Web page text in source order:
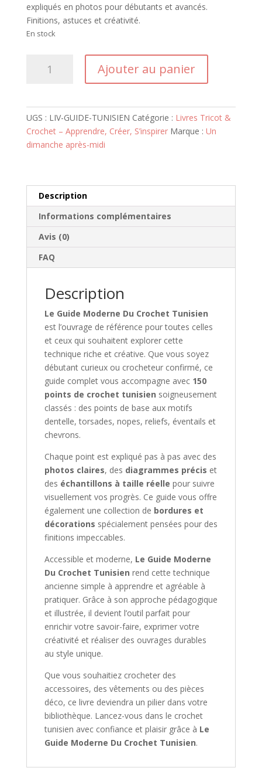
expliqués en photos pour débutants et avancés.
Finitions, astuces et créativité.
En stock
Moderne
Du
Crochet
Ajouter au panier
UGS : LIV-GUIDE-TUNISIEN Catégorie : Livres Tricot &
Crochet – Apprendre, Créer, S’inspirer Marque : Un
dimanche après-midi
Description
Informations complémentaires
Avis (0)
FAQ
Description
Le Guide Moderne Du Crochet Tunisien
est l’ouvrage de référence pour toutes celles
et ceux qui souhaitent explorer cette
technique riche et créative. Que vous soyez
débutant curieux ou crocheteur confirmé, ce
guide complet vous accompagne avec 150
points de crochet tunisien soigneusement
classés : des points de base aux motifs
dentelle, torsades, nopes, reliefs, éventails et
chevrons.
Chaque point est expliqué pas à pas avec des
photos claires, des diagrammes précis et
des échantillons à taille réelle pour suivre
visuellement vos progrès. Ce guide vous offre
également une collection de bordures et
décorations spécialement pensées pour des
finitions impeccables.
Accessible et moderne, Le Guide Moderne
Du Crochet Tunisien rend cette technique
ancienne simple à apprendre et agréable à
pratiquer. Grâce à son approche pédagogique
et illustrée, il devient l’outil parfait pour
enrichir votre savoir-faire, exprimer votre
créativité et réaliser des ouvrages durables
au style unique.
Que vous souhaitiez crocheter des
accessoires, des vêtements ou des pièces
déco, ce livre deviendra un pilier dans votre
bibliothèque. Lancez-vous dans le crochet
tunisien avec confiance et plaisir grâce à Le
Guide Moderne Du Crochet Tunisien.